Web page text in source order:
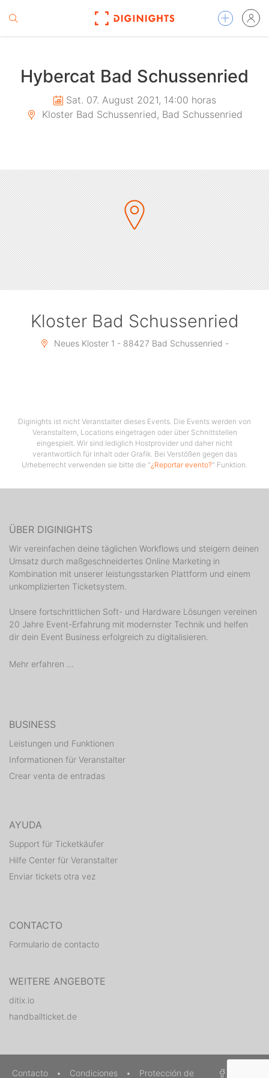
Hybercat Bad Schussenried
Sat. 07. August 2021, 14:00 horas
Kloster Bad Schussenried, Bad Schussenried
Kloster Bad Schussenried
Neues Kloster 1 - 88427 Bad Schussenried -
Diginights ist nicht Veranstalter dieses Events. Die Events werden von
Veranstaltern, Locations eingetragen oder über Schnittstellen
eingespielt. Wir sind lediglich Hostprovider und daher nicht
verantwortlich für Inhalt oder Grafik. Bei Verstößen gegen das
Urheberrecht verwenden sie bitte die "¿Reportar evento?" Funktion.
ÜBER DIGINIGHTS
Wir vereinfachen deine täglichen Workflows und steigern deinen
Umsatz durch maßgeschneidertes Online Marketing in
Kombination mit unserer leistungsstarken Plattform und einem
unkomplizierten Ticketsystem.
Unsere fortschrittlichen Soft- und Hardware Lösungen vereinen
20 Jahre Event-Erfahrung mit modernster Technik und helfen
dir dein Event Business erfolgreich zu digitalisieren.
Mehr erfahren ...
BUSINESS
Leistungen und Funktionen
Informationen für Veranstalter
Crear venta de entradas
AYUDA
Support für Ticketkäufer
Hilfe Center für Veranstalter
Enviar tickets otra vez
CONTACTO
Formulario de contacto
WEITERE ANGEBOTE
ditix.io
handballticket.de
Contacto • Condiciones • Protección de